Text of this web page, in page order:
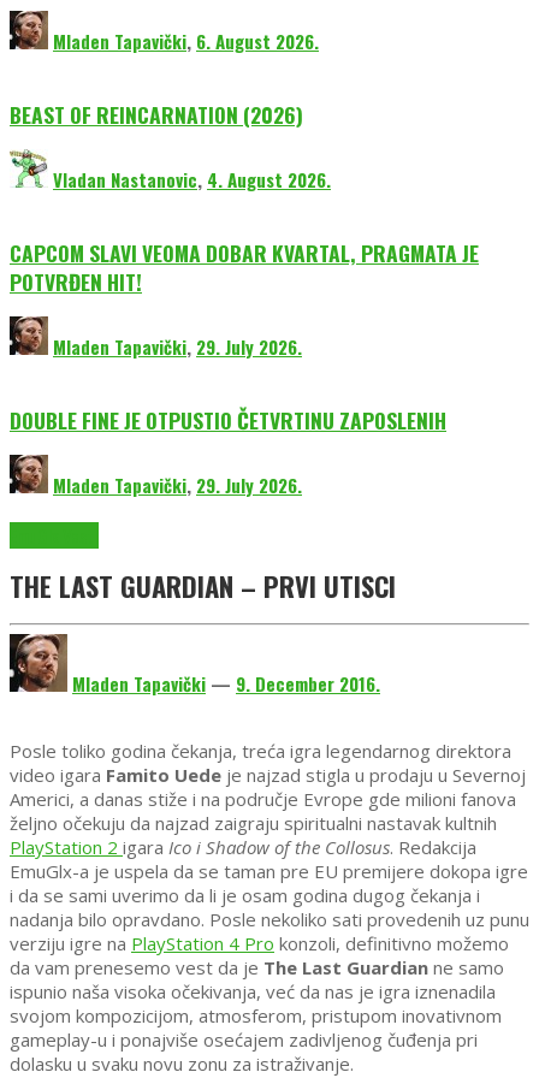
Mladen Tapavički, 6. August 2026.
BEAST OF REINCARNATION (2026)
Vladan Nastanovic, 4. August 2026.
CAPCOM SLAVI VEOMA DOBAR KVARTAL, PRAGMATA JE
POTVRĐEN HIT!
Mladen Tapavički, 29. July 2026.
DOUBLE FINE JE OTPUSTIO ČETVRTINU ZAPOSLENIH
Mladen Tapavički, 29. July 2026.
THE LAST GUARDIAN – PRVI UTISCI
Mladen Tapavički — 9. December 2016.
Posle toliko godina čekanja, treća igra legendarnog direktora
video igara Famito Uede je najzad stigla u prodaju u Severnoj
Americi, a danas stiže i na područje Evrope gde milioni fanova
željno očekuju da najzad zaigraju spiritualni nastavak kultnih
PlayStation 2 igara Ico i Shadow of the Collosus. Redakcija
EmuGlx-a je uspela da se taman pre EU premijere dokopa igre
i da se sami uverimo da li je osam godina dugog čekanja i
nadanja bilo opravdano. Posle nekoliko sati provedenih uz punu
verziju igre na PlayStation 4 Pro konzoli, definitivno možemo
da vam prenesemo vest da je The Last Guardian ne samo
ispunio naša visoka očekivanja, već da nas je igra iznenadila
svojom kompozicijom, atmosferom, pristupom inovativnom
gameplay-u i ponajviše osećajem zadivljenog čuđenja pri
dolasku u svaku novu zonu za istraživanje.